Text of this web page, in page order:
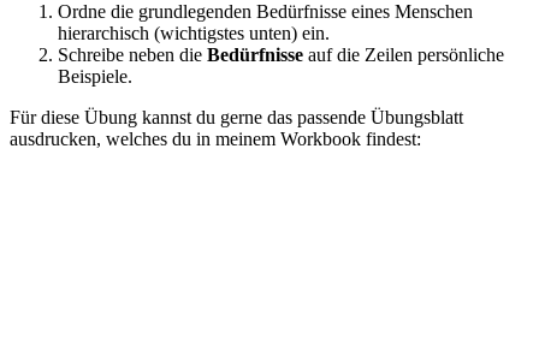
Ordne die grundlegenden Bedürfnisse eines Menschen
hierarchisch (wichtigstes unten) ein.
Schreibe neben die Bedürfnisse auf die Zeilen persönliche
Beispiele.
Für diese Übung kannst du gerne das passende Übungsblatt
ausdrucken, welches du in meinem Workbook findest: